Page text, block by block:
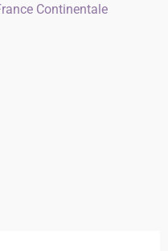
Continentale